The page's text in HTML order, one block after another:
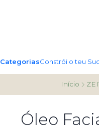
CategoriasConstrói o teu
Início
Óleo